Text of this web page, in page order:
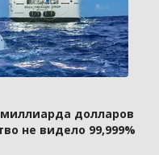
долларов
не видело 99,999%